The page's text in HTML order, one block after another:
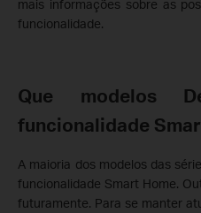
mais informações sobre as
funcionalidade.
Que modelos
funcionalidade
A maioria dos modelos das
funcionalidade Smart Home.
futuramente. Para se manter